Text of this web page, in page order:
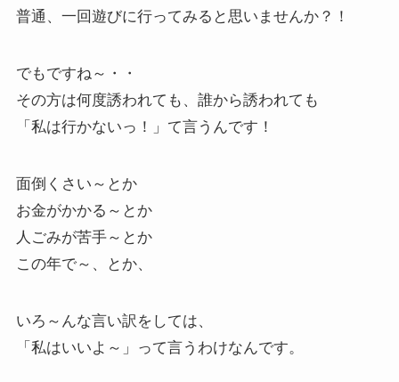
普通、一回遊びに行ってみると思いませんか？！
でもですね～・・
その方は何度誘われても、誰から誘われても
「私は行かないっ！」て言うんです！
面倒くさい～とか
お金がかかる～とか
人ごみが苦手～とか
この年で～、とか、
いろ～んな言い訳をしては、
「私はいいよ～」って言うわけなんです。